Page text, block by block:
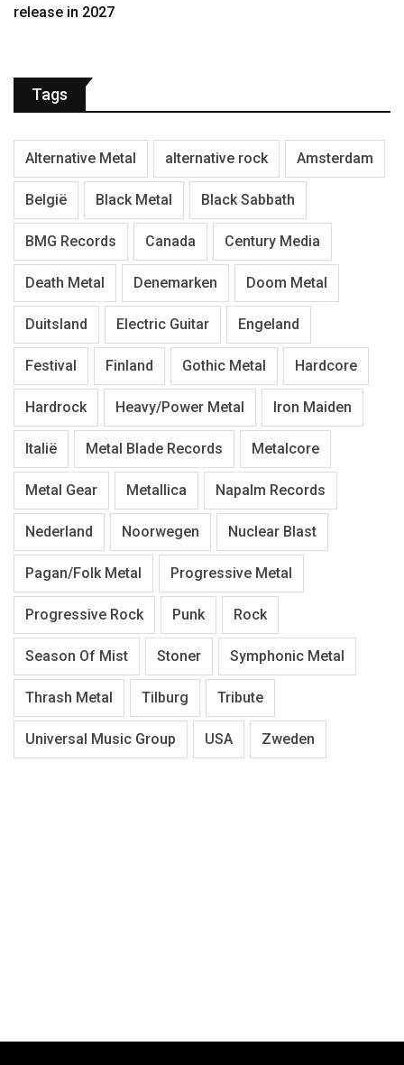
release in 2027
Tags
Alternative Metal alternative rock Amsterdam
België Black Metal Black Sabbath
BMG Records Canada Century Media
Death Metal Denemarken Doom Metal
Duitsland Electric Guitar Engeland
Festival Finland Gothic Metal Hardcore
Hardrock Heavy/Power Metal Iron Maiden
Italië Metal Blade Records Metalcore
Metal Gear Metallica Napalm Records
Nederland Noorwegen Nuclear Blast
Pagan/Folk Metal Progressive Metal
Progressive Rock Punk Rock
Season Of Mist Stoner Symphonic Metal
Thrash Metal Tilburg Tribute
Universal Music Group USA Zweden